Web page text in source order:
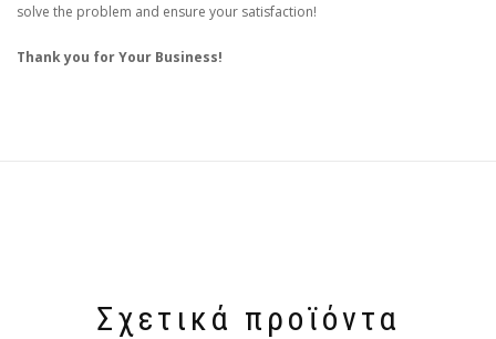
solve the problem and ensure your satisfaction!
Thank you for Your Business!
Σχετικά προϊόντα